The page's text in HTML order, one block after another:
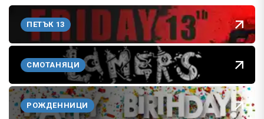
ПЕТЪК 13
СМОТАНЯЦИ
РОЖДЕННИЦИ